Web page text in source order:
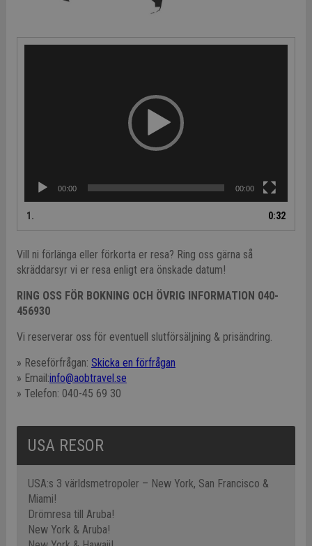
00:00 00:00
1. 0:32
Vill ni förlänga eller förkorta er resa? Ring oss gärna så
skräddarsyr vi er resa enligt era önskade datum!
RING OSS FÖR BOKNING OCH ÖVRIG INFORMATION 040-
456930
Vi reserverar oss för eventuell slutförsäljning & prisändring.
» Reseförfrågan: Skicka en förfrågan
» Email:info@aobtravel.se
» Telefon: 040-45 69 30
USA RESOR
USA:s 3 världsmetropoler – New York, San Francisco &
Miami!
Drömresa till Aruba!
New York & Aruba!